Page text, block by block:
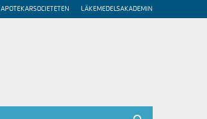
APOTEKARSOCIETETEN LÄKEMEDELSAKADEMIN